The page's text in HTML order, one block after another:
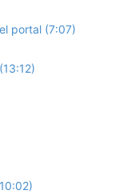
portal (7:07)